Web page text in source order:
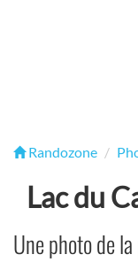
Randozone
Lac du
Une photo de